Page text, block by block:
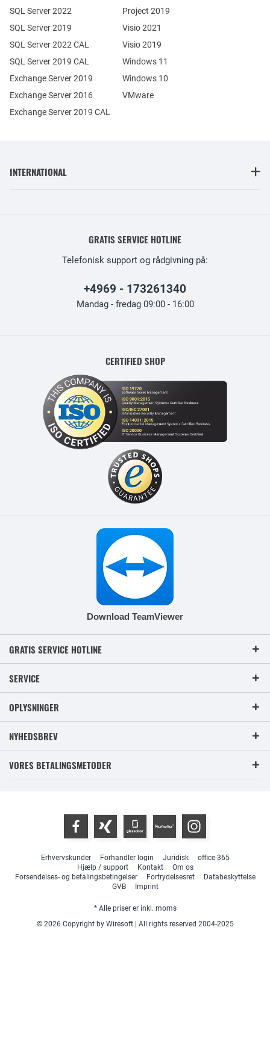
Exchange Server 2019
Exchange Server 2016
SQL Server 2022
SQL Server 2019
SQL Server 2022 CAL
SQL Server 2019 CAL
Exchange Server 2019 CAL
Project 2019
Visio 2021
Visio 2019
Windows 11
Windows 10
VMware
INTERNATIONAL
GRATIS SERVICE HOTLINE
Telefonisk support og rådgivning på:
+4969 - 173261340
Mandag - fredag 09:00 - 16:00
CERTIFIED SHOP
Download TeamViewer
GRATIS SERVICE HOTLINE
SERVICE
OPLYSNINGER
NYHEDSBREV
VORES BETALINGSMETODER
Erhvervskunder Forhandler login Juridisk
office-365
Hjælp / support
Kontakt
Om os
Forsendelses- og betalingsbetingelser
Fortrydelsesret
Databeskyttelse
GVB
Imprint
* Alle priser er inkl. moms
© 2026 Copyright by Wiresoft | All rights reserved 2004-2025